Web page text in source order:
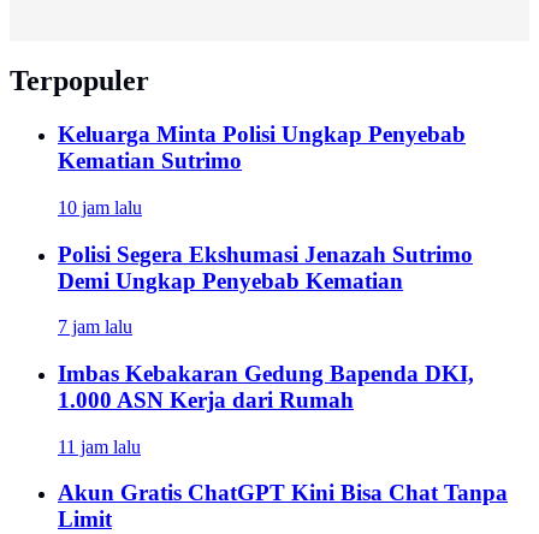
Terpopuler
Keluarga Minta Polisi Ungkap Penyebab
Kematian Sutrimo
10 jam lalu
Polisi Segera Ekshumasi Jenazah Sutrimo
Demi Ungkap Penyebab Kematian
7 jam lalu
Imbas Kebakaran Gedung Bapenda DKI,
1.000 ASN Kerja dari Rumah
11 jam lalu
Akun Gratis ChatGPT Kini Bisa Chat Tanpa
Limit